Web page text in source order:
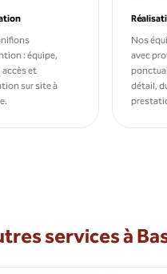
: équipe,
et
sur site à
Nos
avec
détail,
services à